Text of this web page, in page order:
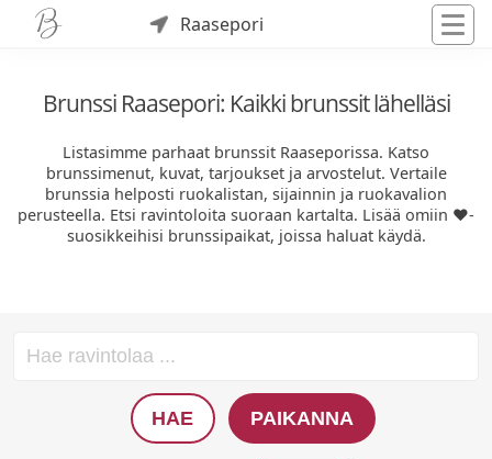
Raasepori
Brunssi Raasepori: Kaikki brunssit lähelläsi
Listasimme parhaat brunssit Raaseporissa. Katso
brunssimenut, kuvat, tarjoukset ja arvostelut. Vertaile
brunssia helposti ruokalistan, sijainnin ja ruokavalion
perusteella. Etsi ravintoloita suoraan kartalta. Lisää omiin ❤️-
suosikkeihisi brunssipaikat, joissa haluat käydä.
HAE PAIKANNA